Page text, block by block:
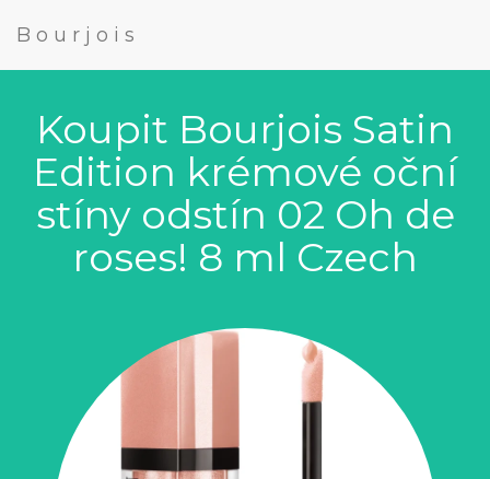
Bourjois
Koupit Bourjois Satin
Edition krémové oční
stíny odstín 02 Oh de
roses! 8 ml Czech